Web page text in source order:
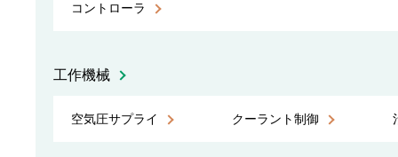
コントローラ
工作機械
空気圧サプライ クーラント制御